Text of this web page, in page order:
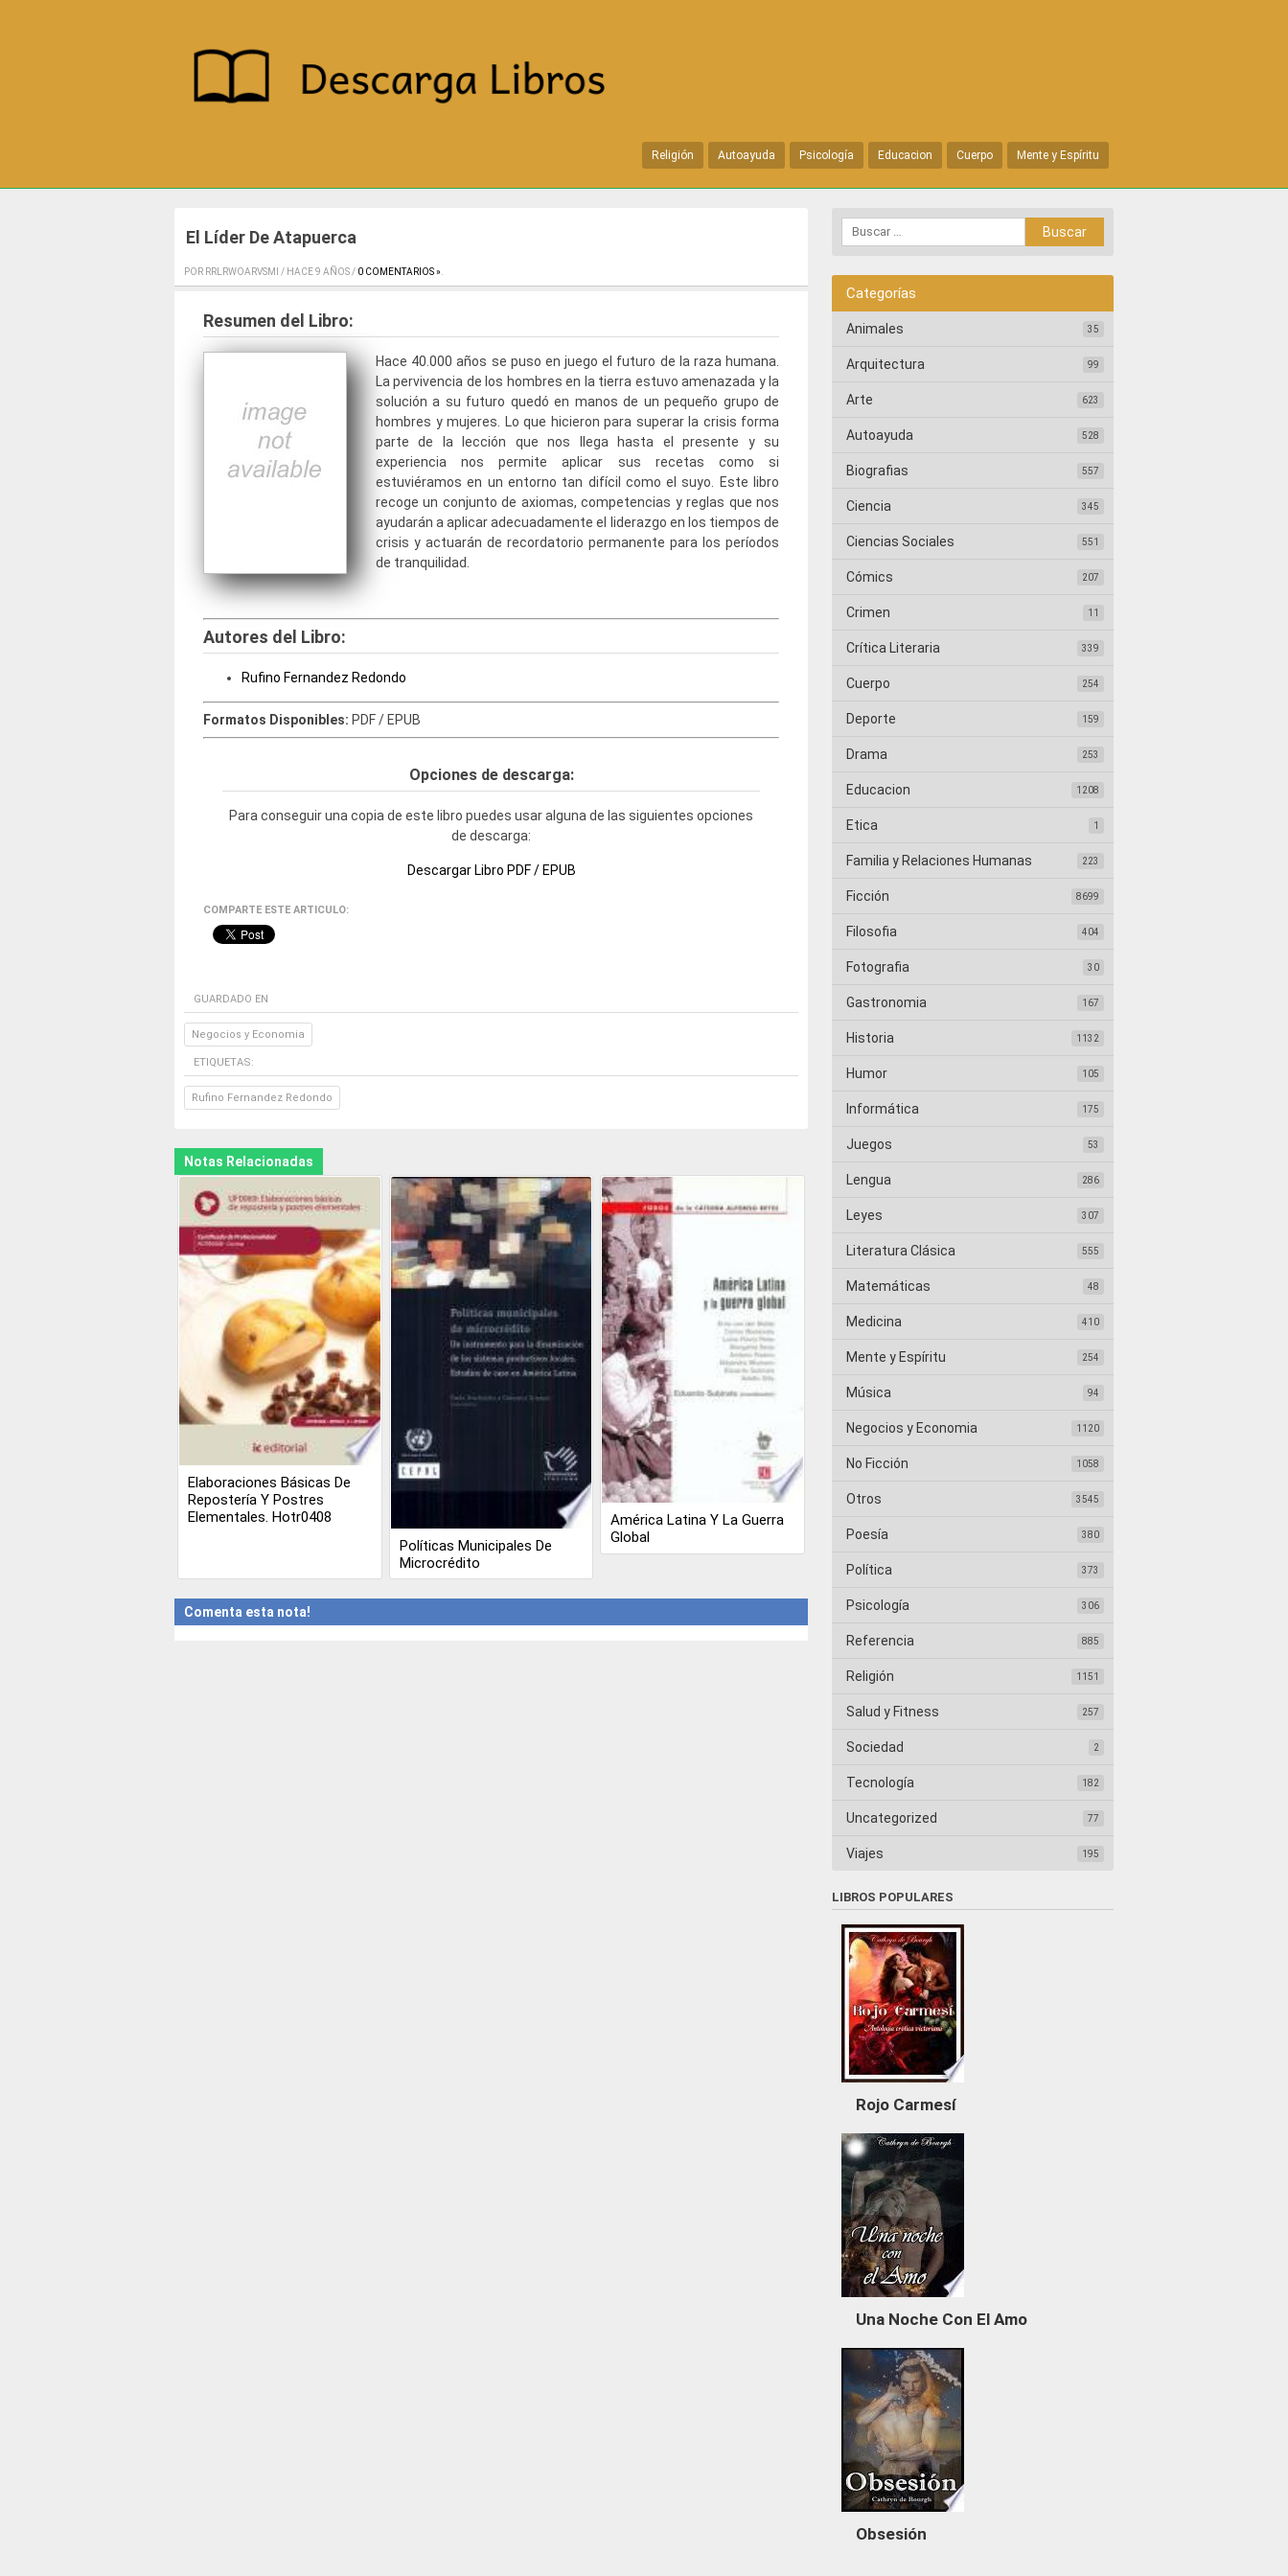
Religión Autoayuda Psicología Educacion Cuerpo Mente y Espíritu
El Líder De Atapuerca
POR RRLRWOARVSMI / HACE 9 AÑOS / 0 COMENTARIOS »
Resumen del Libro:
Hace 40.000 años se puso en juego el futuro de la raza humana.
La pervivencia de los hombres en la tierra estuvo amenazada y la
solución a su futuro quedó en manos de un pequeño grupo de
hombres y mujeres. Lo que hicieron para superar la crisis forma
parte de la lección que nos llega hasta el presente y su
experiencia nos permite aplicar sus recetas como si
estuviéramos en un entorno tan difícil como el suyo. Este libro
recoge un conjunto de axiomas, competencias y reglas que nos
ayudarán a aplicar adecuadamente el liderazgo en los tiempos de
crisis y actuarán de recordatorio permanente para los períodos
de tranquilidad.
Autores del Libro:
Rufino Fernandez Redondo
Formatos Disponibles: PDF / EPUB
Opciones de descarga:
Para conseguir una copia de este libro puedes usar alguna de las siguientes opciones
de descarga:
Descargar Libro PDF / EPUB
COMPARTE ESTE ARTICULO:
GUARDADO EN
Negocios y Economia
ETIQUETAS:
Rufino Fernandez Redondo
Notas Relacionadas
Elaboraciones Básicas De
Repostería Y Postres
Elementales. Hotr0408
Políticas Municipales De
Microcrédito
América Latina Y La Guerra
Global
Comenta esta nota!
Categorías
Animales 35
Arquitectura 99
Arte 623
Autoayuda 528
Biografias 557
Ciencia 345
Ciencias Sociales 551
Cómics 207
Crimen 11
Crítica Literaria 339
Cuerpo 254
Deporte 159
Drama 253
Educacion 1208
Etica 1
Familia y Relaciones Humanas 223
Ficción 8699
Filosofia 404
Fotografia 30
Gastronomia 167
Historia 1132
Humor 105
Informática 175
Juegos 53
Lengua 286
Leyes 307
Literatura Clásica 555
Matemáticas 48
Medicina 410
Mente y Espíritu 254
Música 94
Negocios y Economia 1120
No Ficción 1058
Otros 3545
Poesía 380
Política 373
Psicología 306
Referencia 885
Religión 1151
Salud y Fitness 257
Sociedad 2
Tecnología 182
Uncategorized 77
Viajes 195
LIBROS POPULARES
Rojo Carmesí
Una Noche Con El Amo
Obsesión